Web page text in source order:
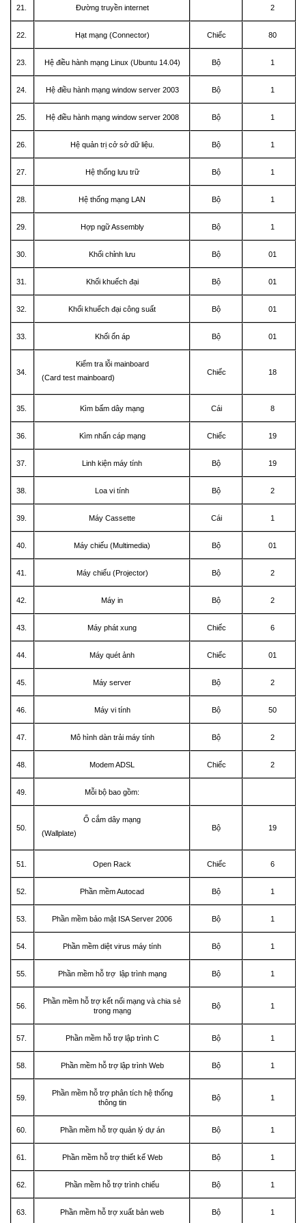
21. Đường truyền internet 2
22. Hạt mạng (Connector) Chiếc 80
23. Hệ điều hành mạng Linux (Ubuntu 14.04) Bộ 1
24. Hệ điều hành mạng window server 2003 Bộ 1
25. Hệ điều hành mạng window server 2008 Bộ 1
26. Hệ quản trị cở sở dữ liệu. Bộ 1
27. Hệ thống lưu trữ Bộ 1
28. Hệ thống mạng LAN Bộ 1
29. Hợp ngữ Assembly Bộ 1
30. Khối chỉnh lưu Bộ 01
31. Khối khuếch đại Bộ 01
32. Khối khuếch đại công suất Bộ 01
33. Khối ổn áp Bộ 01
34.
Kiểm tra lỗi mainboard
(Card test mainboard)
Chiếc 18
35. Kìm bấm dây mạng Cái 8
36. Kìm nhấn cáp mạng Chiếc 19
37. Linh kiện máy tính Bộ 19
38. Loa vi tính Bộ 2
39. Máy Cassette Cái 1
40. Máy chiếu (Multimedia) Bộ 01
41. Máy chiếu (Projector) Bộ 2
42. Máy in Bộ 2
43. Máy phát xung Chiếc 6
44. Máy quét ảnh Chiếc 01
45. Máy server Bộ 2
46. Máy vi tính Bộ 50
47. Mô hình dàn trải máy tính Bộ 2
48. Modem ADSL Chiếc 2
49. Mỗi bộ bao gồm:
50.
Ổ cắm dây mạng
(Wallplate)
Bộ 19
51. Open Rack Chiếc 6
52. Phần mềm Autocad Bộ 1
53. Phần mềm bảo mật ISA Server 2006 Bộ 1
54. Phần mềm diệt virus máy tính Bộ 1
55. Phần mềm hỗ trợ lập trình mạng Bộ 1
56.
Phần mềm hỗ trợ kết nối mạng và chia sẻ
trong mạng
Bộ 1
57. Phần mềm hỗ trợ lập trình C Bộ 1
58. Phần mềm hỗ trợ lập trình Web Bộ 1
59.
Phần mềm hỗ trợ phân tích hệ thống
thông tin
Bộ 1
60. Phần mềm hỗ trợ quản lý dự án Bộ 1
61. Phần mềm hỗ trợ thiết kế Web Bộ 1
62. Phần mềm hỗ trợ trình chiếu Bộ 1
63. Phần mềm hỗ trợ xuất bản web Bộ 1